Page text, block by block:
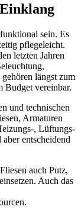
sein. Es
pflegeleicht.
letzten Jahren
längst zum
Budget vereinbar.
und technischen
Armaturen
, Lüftungs-
entscheidend
auch Putz,
Auch das